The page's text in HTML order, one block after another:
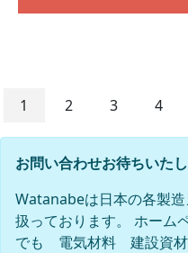
1 2 3 4
お問い合わせお待ちいた
Watanabeは日本の各製
扱っております。 ホーム
でも 電気材料 建設資